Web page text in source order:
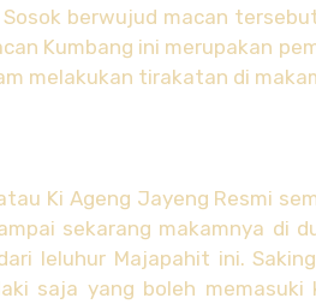
berwujud macan
Kumbang ini merupakan
melakukan tirakatan di
Ki Ageng Jayeng Resmi
sekarang makamnya di
leluhur Majapahit ini.
saja yang boleh